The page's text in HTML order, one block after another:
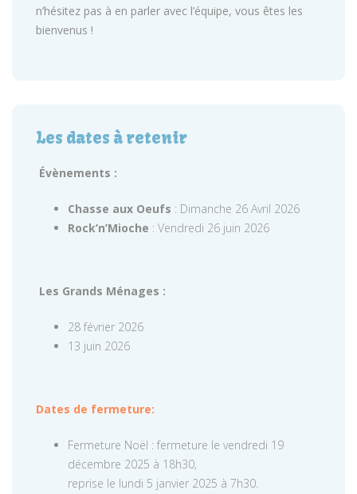
n’hésitez pas à en parler avec l’équipe, vous êtes les
bienvenus !
Les dates à retenir
Évènements :
Chasse aux Oeufs : Dimanche 26 Avril 2026
Rock’n’Mioche : Vendredi 26 juin 2026
Les Grands Ménages :
28 février 2026
13 juin 2026
Dates de fermeture:
Fermeture Noël : fermeture le vendredi 19
décembre 2025 à 18h30,
reprise le lundi 5 janvier 2025 à 7h30.